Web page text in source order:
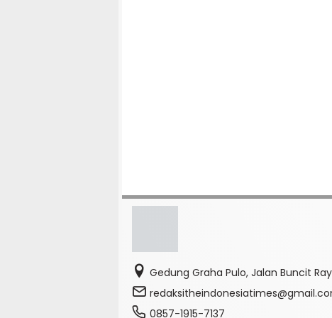
Gedung Graha Pulo, Jalan Buncit
0857-1915-7137